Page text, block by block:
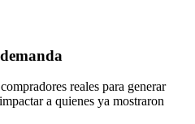
reales para generar
a quienes ya mostraron